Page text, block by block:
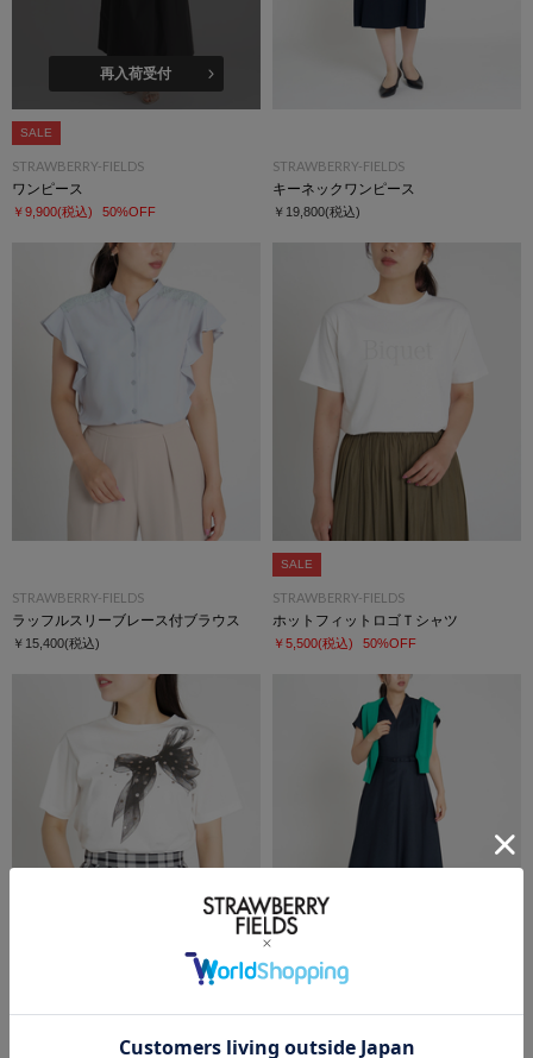
再入荷受付
SALE
STRAWBERRY-FIELDS
ワンピース
￥9,900(税込) 50%OFF
STRAWBERRY-FIELDS
キーネックワンピース
￥19,800(税込)
STRAWBERRY-FIELDS
ラッフルスリーブレース付ブラウス
￥15,400(税込)
SALE
STRAWBERRY-FIELDS
ホットフィットロゴＴシャツ
￥5,500(税込) 50%OFF
￥28,600(税込)